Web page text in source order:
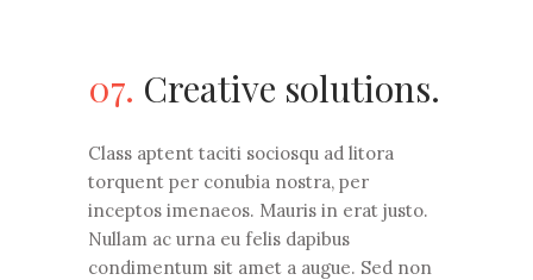
07. Creative solutions.
Class aptent taciti sociosqu ad litora
torquent per conubia nostra, per
inceptos imenaeos. Mauris in erat justo.
Nullam ac urna eu felis dapibus
condimentum sit amet a augue. Sed non